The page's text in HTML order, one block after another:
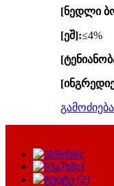
[ნედლი
[ეშ]:≤4%
გამოძიება